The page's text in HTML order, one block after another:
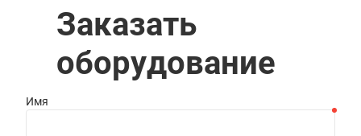
Ширина, мм
Высота, мм
1264
Заказать
оборудование
Имя